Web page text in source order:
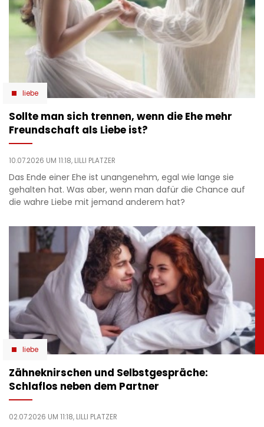
liebe
Sollte man sich trennen, wenn die Ehe mehr
Freundschaft als Liebe ist?
10.07.2026 UM 11:18, LILLI PLATZER
Das Ende einer Ehe ist unangenehm, egal wie lange sie
gehalten hat. Was aber, wenn man dafür die Chance auf
die wahre Liebe mit jemand anderem hat?
liebe
Zähneknirschen und Selbstgespräche:
Schlaflos neben dem Partner
02.07.2026 UM 11:18, LILLI PLATZER